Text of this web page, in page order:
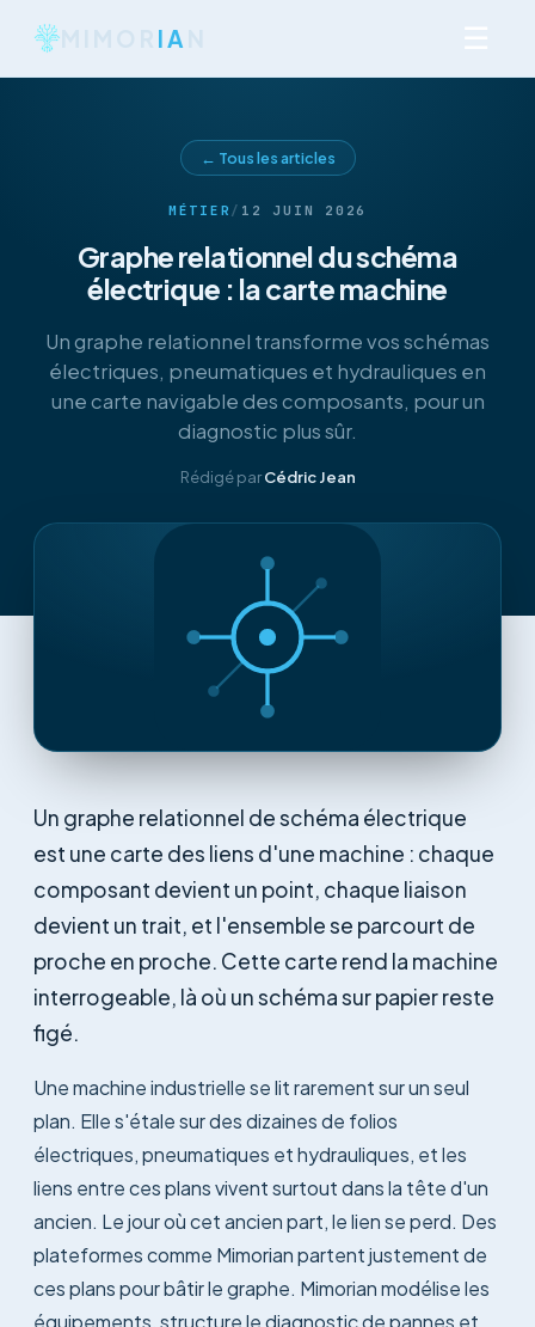
IA
← Tous les articles
MÉTIER / 12 JUIN 2026
Graphe relationnel du schéma
électrique : la carte machine
Un graphe relationnel transforme vos schémas
électriques, pneumatiques et hydrauliques en
une carte navigable des composants, pour un
diagnostic plus sûr.
Rédigé parCédric Jean
Un graphe relationnel de schéma électrique
est une carte des liens d'une machine : chaque
composant devient un point, chaque liaison
devient un trait, et l'ensemble se parcourt de
proche en proche. Cette carte rend la machine
interrogeable, là où un schéma sur papier reste
figé.
Une machine industrielle se lit rarement sur un seul
plan. Elle s'étale sur des dizaines de folios
électriques, pneumatiques et hydrauliques, et les
liens entre ces plans vivent surtout dans la tête d'un
ancien. Le jour où cet ancien part, le lien se perd. Des
plateformes comme Mimorian partent justement de
ces plans pour bâtir le graphe. Mimorian modélise les
équipements, structure le diagnostic de pannes et